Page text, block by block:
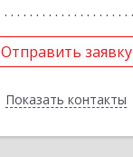
Отправить заявку
Показать контакты
Отправить заявку
Назад